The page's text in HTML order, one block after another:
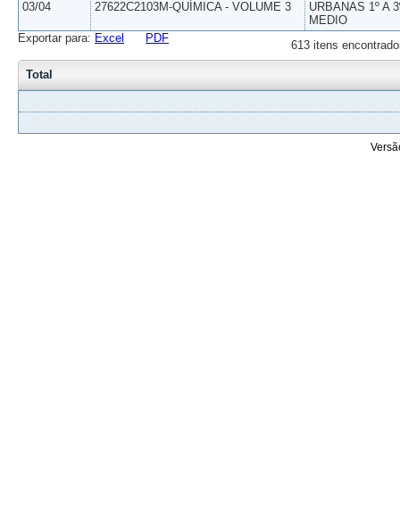
03/04 27622C2103M-QUÍMICA - VOLUME 3
URBANAS 1º A
MEDIO
613 itens
Exportar para: Excel PDF
Total